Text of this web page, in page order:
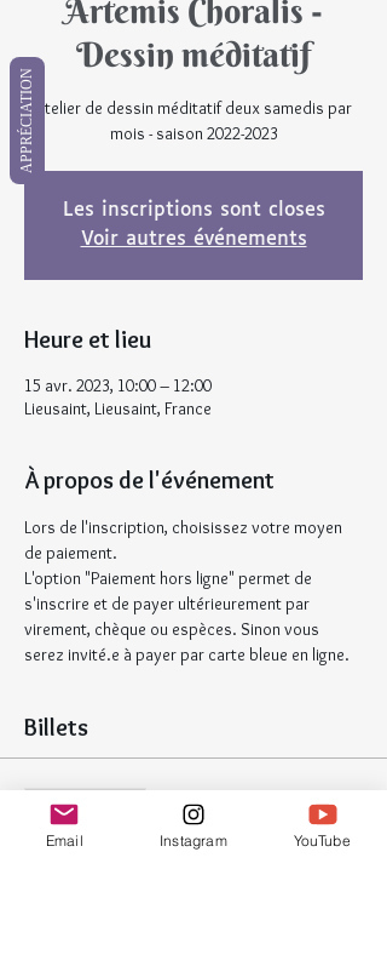
Artemis Choralis -
Dessin méditatif
Atelier de dessin méditatif deux samedis par
mois - saison 2022-2023
Les inscriptions sont closes
Voir autres événements
Heure et lieu
15 avr. 2023, 10:00 – 12:00
Lieusaint, Lieusaint, France
À propos de l'événement
Lors de l'inscription, choisissez votre moyen
de paiement.
L'option "Paiement hors ligne" permet de
s'inscrire et de payer ultérieurement par
virement, chèque ou espèces. Sinon vous
serez invité.e à payer par carte bleue en ligne.
Billets
Vente expirée
Type de billet
Email Instagram YouTube
APPRÉCIATION